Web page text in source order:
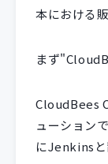
本における
まず
CloudBees
ューション
にJenkinsと